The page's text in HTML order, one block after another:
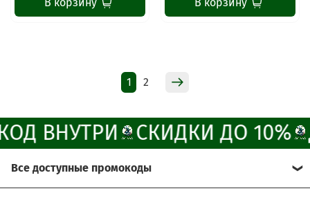
1 2
ВНУТРИ СКИДКИ ДО 10%
Все доступные промокоды
Электронная почта
Позвонить
Группа Вконтакте